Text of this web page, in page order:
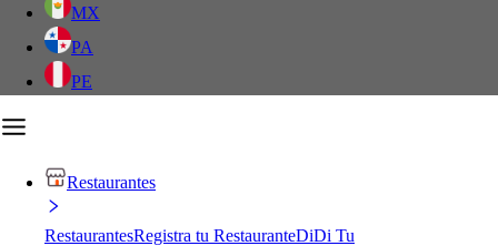
MX
PA
PE
Restaurantes
RestaurantesRegistra tu RestauranteDiDi Tu